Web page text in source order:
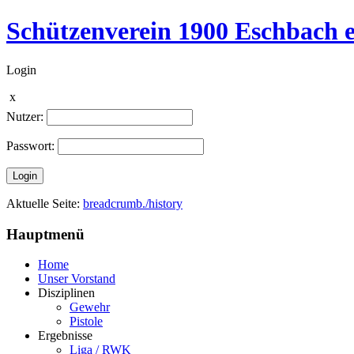
Schützenverein 1900 Eschbach
Login
x
Nutzer:
Passwort:
Login
Aktuelle Seite: breadcrumb./history
Hauptmenü
Home
Unser Vorstand
Disziplinen
Gewehr
Pistole
Ergebnisse
Liga / RWK